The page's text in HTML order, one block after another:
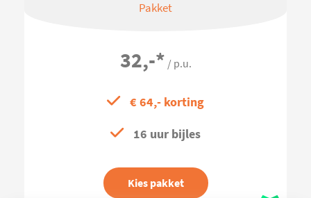
Pakket
32,-* / p.u.
€ 64,- korting
16 uur bijles
Kies pakket